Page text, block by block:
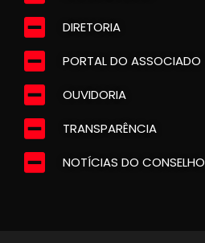
DIRETORIA
PORTAL DO ASSOCIADO
OUVIDORIA
TRANSPARÊNCIA
NOTÍCIAS DO CONSELHO